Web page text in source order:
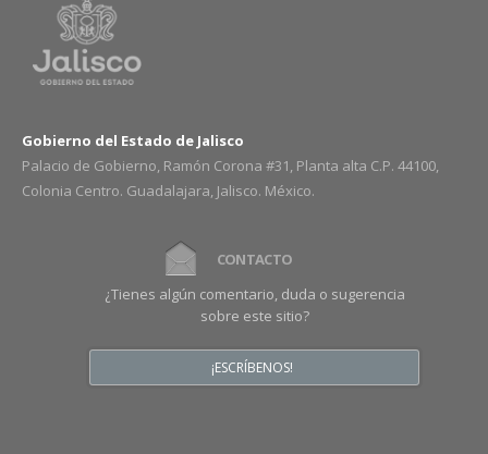
Gobierno del Estado de Jalisco
Palacio de Gobierno, Ramón Corona #31, Planta alta C.P. 44100,
Colonia Centro. Guadalajara, Jalisco. México.
CONTACTO
¿Tienes algún comentario, duda o sugerencia
sobre este sitio?
¡ESCRÍBENOS!